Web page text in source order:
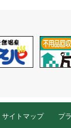
サイトマップ プ